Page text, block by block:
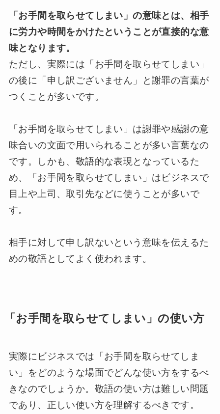
「お手間を取らせてしまい」の意味とは、相手
に労力や時間をかけたということが直接的な意
味となります。
ただし、実際には「お手間を取らせてしまい」
の後に「申し訳ございません」と謝罪の言葉が
つくことが多いです。
「お手間を取らせてしまい」は謝罪や感謝の意
味合いの文面で用いられることが多い言葉なの
です。しかも、敬語的な表現となっているた
め、「お手間を取らせてしまい」はビジネスで
目上や上司、取引先などに使うことが多いで
す。
相手に対して申し訳ないという意味を伝えるた
めの敬語としてよく使われます。
「お手間を取らせてしまい」の使い方
実際にビジネスでは「お手間を取らせてしま
い」をどのような場面でどんな使い方をするべ
きなのでしょうか。敬語の使い方は難しい問題
であり、正しい使い方を理解するべきです。